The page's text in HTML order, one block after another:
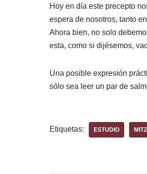
Hoy en día este precepto
espera de nosotros, tanto
Ahora bien, no solo
esta, como si dijésemos,
Una posible expresión
sólo sea leer un par de
Etiquetas: ESTUDIO